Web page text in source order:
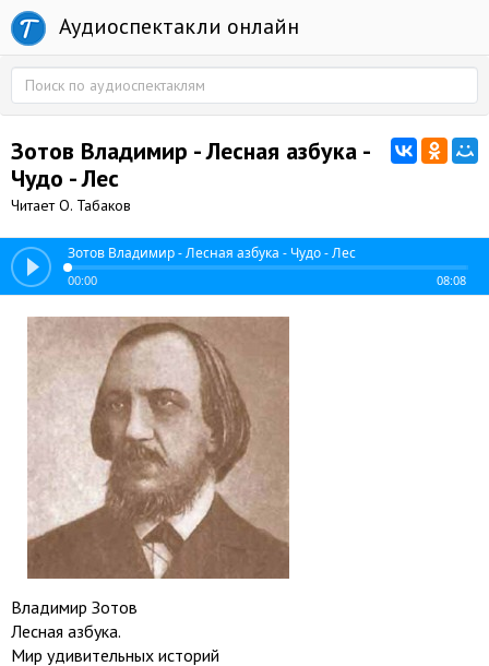
Аудиоспектакли онлайн
Зотов Владимир - Лесная азбука -
Чудо - Лес
Читает О. Табаков
Зотов Владимир - Лесная азбука - Чудо - Лес
00:00 08:08
Владимир Зотов
Лесная азбука.
Мир удивительных историй